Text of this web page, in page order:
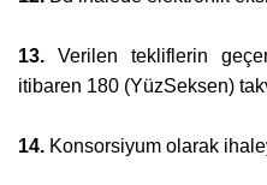
13. Verilen tekliflerin
itibaren 180 (YüzSeksen)
14. Konsorsiyum olarak